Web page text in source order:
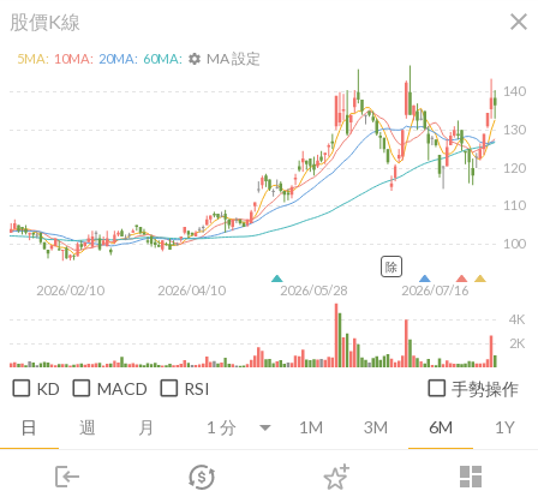
login dashboard
市場 登入
股價K線 close
日 週 月 1M 3M 6M 1Y
2026/02/10 2026/04/10 2026/05/28 2026/07/16
100
110
120
130
140
2K
4K
5MA: 10MA: 20MA: 60MA: settings MA 設定
除
KD MACD RSI 手勢操作
推薦卡片 消息面 財務報